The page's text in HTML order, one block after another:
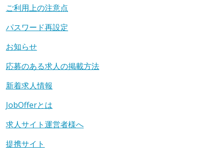
ご利用上の注意点
パスワード再設定
お知らせ
応募のある求人の掲載方法
新着求人情報
JobOfferとは
求人サイト運営者様へ
提携サイト